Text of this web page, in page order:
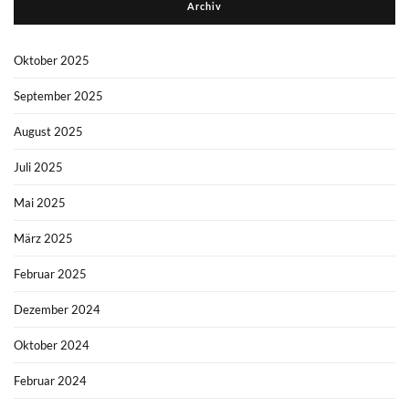
Archiv
Oktober 2025
September 2025
August 2025
Juli 2025
Mai 2025
März 2025
Februar 2025
Dezember 2024
Oktober 2024
Februar 2024